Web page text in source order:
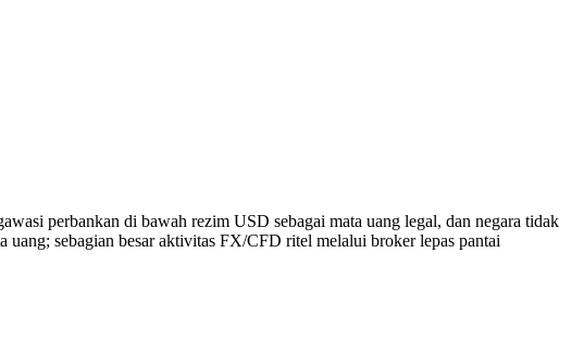
perbankan di bawah rezim USD sebagai mata uang legal, dan negara tidak
sebagian besar aktivitas FX/CFD ritel melalui broker lepas pantai